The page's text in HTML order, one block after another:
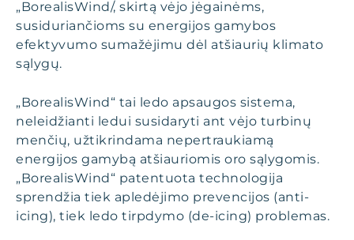
„BorealisWind/, skirtą vėjo jėgainėms,
susiduriančioms su energijos gamybos
efektyvumo sumažėjimu dėl atšiaurių klimato
sąlygų.
„BorealisWind“ tai ledo apsaugos sistema,
neleidžianti ledui susidaryti ant vėjo turbinų
menčių, užtikrindama nepertraukiamą
energijos gamybą atšiauriomis oro sąlygomis.
„BorealisWind“ patentuota technologija
sprendžia tiek apledėjimo prevencijos (anti-
icing), tiek ledo tirpdymo (de-icing) problemas.